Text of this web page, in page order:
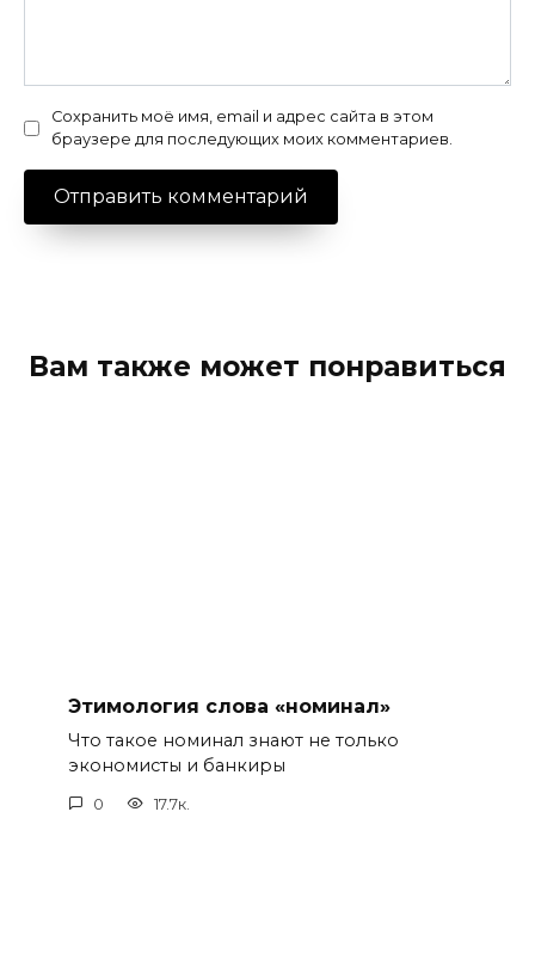
Сохранить моё имя, email и адрес сайта в этом
браузере для последующих моих комментариев.
Вам также может понравиться
Этимология слова «номинал»
Что такое номинал знают не только
экономисты и банкиры
0 17.7к.